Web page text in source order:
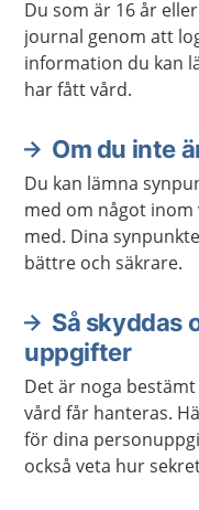
Du som är 16 år
journal genom att
information du kan
har fått vård.
Om du inte
Du kan lämna
med om något
med. Dina
bättre och säkrare.
Så skyddas
uppgifter
Det är noga
vård får hanteras.
för dina
också veta hur